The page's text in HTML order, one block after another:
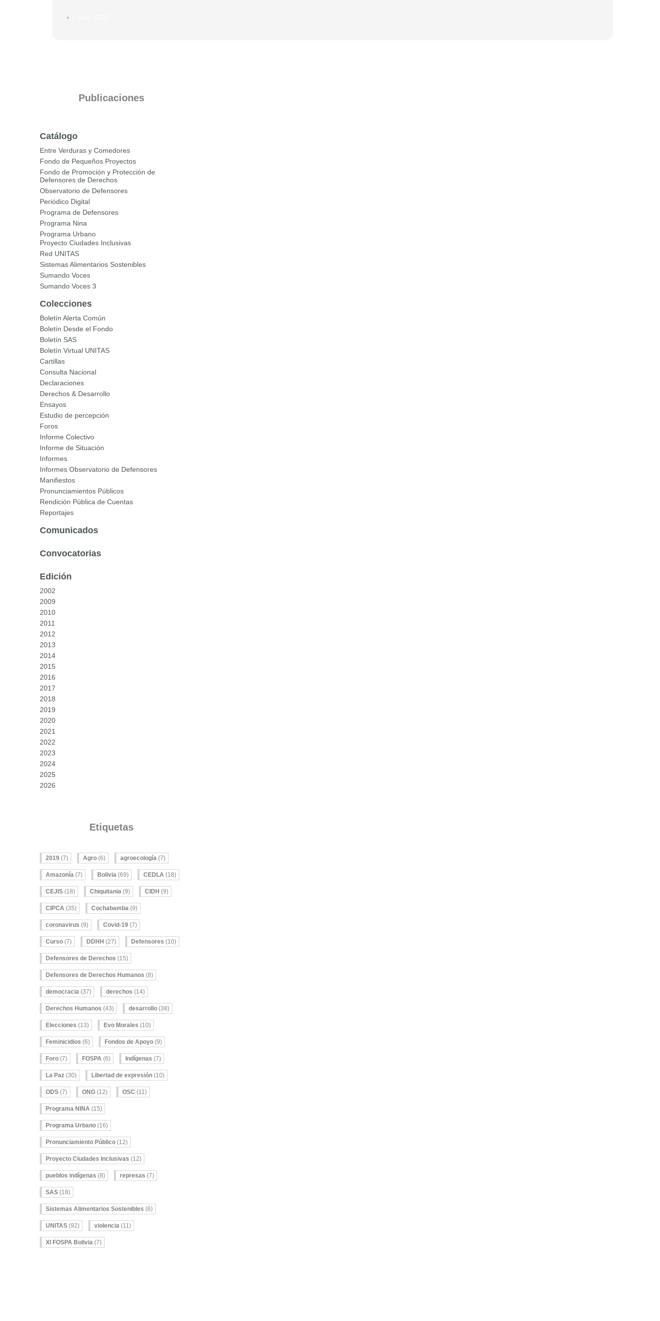
•
Publicaciones
Catálogo
Entre Verduras y Comedores
Fondo de Pequeños Proyectos
Fondo de Promoción y Protección de
Defensores de Derechos
Observatorio de Defensores
Periódico Digital
Programa de Defensores
Programa Nina
Programa Urbano
Proyecto Ciudades Inclusivas
Red UNITAS
Sistemas Alimentarios Sostenibles
Sumando Voces
Sumando Voces 3
Colecciones
Boletín Alerta Común
Boletín Desde el Fondo
Boletín SAS
Boletín Virtual UNITAS
Cartillas
Consulta Nacional
Declaraciones
Derechos & Desarrollo
Ensayos
Estudio de percepción
Foros
Informe Colectivo
Informe de Situación
Informes
Informes Observatorio de Defensores
Manifiestos
Pronunciamientos Públicos
Rendición Pública de Cuentas
Reportajes
Comunicados
Convocatorias
Edición
2002
2009
2010
2011
2012
2013
2014
2015
2016
2017
2018
2019
2020
2021
2022
2023
2024
2025
2026
Etiquetas
2019(7) Agro(6) agroecología (7)
Amazonía (7) Bolivia (69) CEDLA (18)
CEJIS(18) Chiquitania (9) CIDH (9)
CIPCA (35) Cochabamba (9)
coronavirus (9) Covid-19(7)
Curso(7) DDHH (27) Defensores (10)
Defensores de Derechos (15)
Defensores de Derechos Humanos (8)
democracia (37) derechos (14)
Derechos Humanos (43) desarrollo(38)
Elecciones (13) Evo Morales (10)
Feminicidios (6) Fondos de Apoyo(9)
Foro(7) FOSPA (6) Indígenas (7)
La Paz(30) Libertad de expresión(10)
ODS(7) ONG(12) OSC (11)
Programa NINA (15)
Programa Urbano(16)
Pronunciamiento Público(12)
Proyecto Ciudades Inclusivas (12)
pueblos indígenas (8) represas (7)
SAS(18)
Sistemas Alimentarios Sostenibles (6)
UNITAS(92) violencia (11)
XI FOSPA Bolivia (7)